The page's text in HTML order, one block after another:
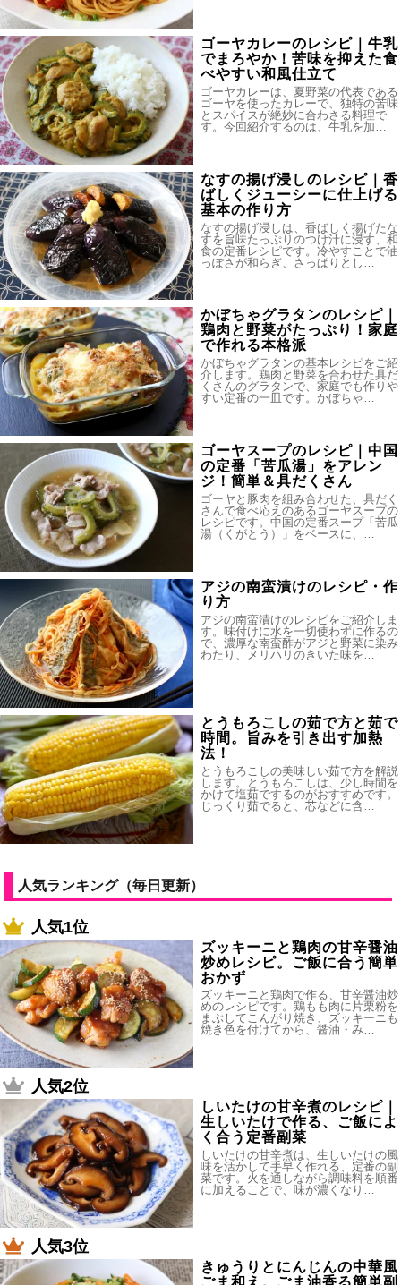
ゴーヤカレーのレシピ｜牛乳
でまろやか！苦味を抑えた食
べやすい和風仕立て
ゴーヤカレーは、夏野菜の代表である
ゴーヤを使ったカレーで、独特の苦味
とスパイスが絶妙に合わさる料理で
す。今回紹介するのは、牛乳を加…
なすの揚げ浸しのレシピ｜香
ばしくジューシーに仕上げる
基本の作り方
なすの揚げ浸しは、香ばしく揚げたな
すを旨味たっぷりのつけ汁に浸す、和
食の定番レシピです。冷やすことで油
っぽさが和らぎ、さっぱりとし…
かぼちゃグラタンのレシピ｜
鶏肉と野菜がたっぷり！家庭
で作れる本格派
かぼちゃグラタンの基本レシピをご紹
介します。鶏肉と野菜を合わせた具だ
くさんのグラタンで、家庭でも作りや
すい定番の一皿です。かぼちゃ…
ゴーヤスープのレシピ｜中国
の定番「苦瓜湯」をアレン
ジ！簡単＆具だくさん
ゴーヤと豚肉を組み合わせた、具だく
さんで食べ応えのあるゴーヤスープの
レシピです。中国の定番スープ「苦瓜
湯（くがとう）」をベースに、…
アジの南蛮漬けのレシピ・作
り方
アジの南蛮漬けのレシピをご紹介しま
す。味付けに水を一切使わずに作るの
で、濃厚な南蛮酢がアジと野菜に染み
わたり、メリハリのきいた味を…
とうもろこしの茹で方と茹で
時間。旨みを引き出す加熱
法！
とうもろこしの美味しい茹で方を解説
します。とうもろこしは、少し時間を
かけて塩茹でするのがおすすめです。
じっくり茹でると、芯などに含…
人気ランキング（毎日更新）
人気1位
ズッキーニと鶏肉の甘辛醤油
炒めレシピ。ご飯に合う簡単
おかず
ズッキーニと鶏肉で作る、甘辛醤油炒
めのレシピです。鶏もも肉に片栗粉を
まぶしてこんがり焼き、ズッキーニも
焼き色を付けてから、醤油・み…
人気2位
しいたけの甘辛煮のレシピ｜
生しいたけで作る、ご飯によ
く合う定番副菜
しいたけの甘辛煮は、生しいたけの風
味を活かして手早く作れる、定番の副
菜です。火を通しながら調味料を順番
に加えることで、味が濃くなり…
人気3位
きゅうりとにんじんの中華風
ごま和え。ごま油香る簡単副